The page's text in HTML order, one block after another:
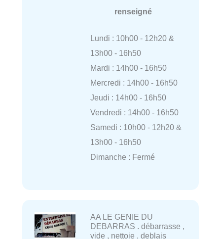
renseigné
Lundi : 10h00 - 12h20 &
13h00 - 16h50
Mardi : 14h00 - 16h50
Mercredi : 14h00 - 16h50
Jeudi : 14h00 - 16h50
Vendredi : 14h00 - 16h50
Samedi : 10h00 - 12h20 &
13h00 - 16h50
Dimanche : Fermé
AA LE GENIE DU
DEBARRAS . débarrasse ,
vide , nettoie , deblais